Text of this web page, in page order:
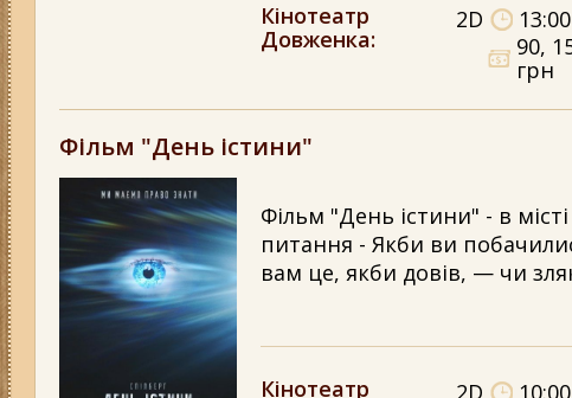
Кінотеатр
Довженка:
2D
13:00
90,
грн
Фільм "День істини"
Фільм "День істини" - в
питання - Якби ви
вам це, якби довів, — чи
Кінотеатр
2D
10:00